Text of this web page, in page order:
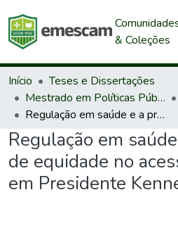
& Coleções
Início
Teses e Dissertações
Mestrado em Políticas Públicas e Desenvolvimento Local
Regulação em saúde e a promoção de equidade no acesso à assistência em Presidente Kennedy/ES
Regulação em
de equidade no
em Presidente